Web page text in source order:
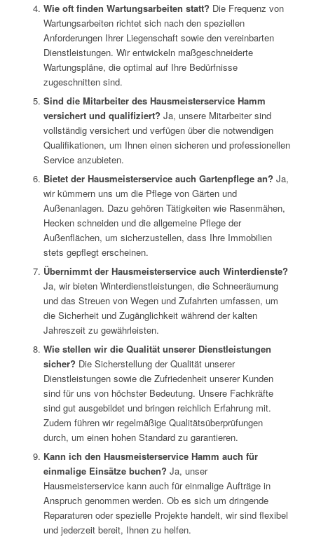
Wie oft finden Wartungsarbeiten statt? Die Frequenz von
Wartungsarbeiten richtet sich nach den speziellen
Anforderungen Ihrer Liegenschaft sowie den vereinbarten
Dienstleistungen. Wir entwickeln maßgeschneiderte
Wartungspläne, die optimal auf Ihre Bedürfnisse
zugeschnitten sind.
Sind die Mitarbeiter des Hausmeisterservice Hamm
versichert und qualifiziert? Ja, unsere Mitarbeiter sind
vollständig versichert und verfügen über die notwendigen
Qualifikationen, um Ihnen einen sicheren und professionellen
Service anzubieten.
Bietet der Hausmeisterservice auch Gartenpflege an? Ja,
wir kümmern uns um die Pflege von Gärten und
Außenanlagen. Dazu gehören Tätigkeiten wie Rasenmähen,
Hecken schneiden und die allgemeine Pflege der
Außenflächen, um sicherzustellen, dass Ihre Immobilien
stets gepflegt erscheinen.
Übernimmt der Hausmeisterservice auch Winterdienste?
Ja, wir bieten Winterdienstleistungen, die Schneeräumung
und das Streuen von Wegen und Zufahrten umfassen, um
die Sicherheit und Zugänglichkeit während der kalten
Jahreszeit zu gewährleisten.
Wie stellen wir die Qualität unserer Dienstleistungen
sicher? Die Sicherstellung der Qualität unserer
Dienstleistungen sowie die Zufriedenheit unserer Kunden
sind für uns von höchster Bedeutung. Unsere Fachkräfte
sind gut ausgebildet und bringen reichlich Erfahrung mit.
Zudem führen wir regelmäßige Qualitätsüberprüfungen
durch, um einen hohen Standard zu garantieren.
Kann ich den Hausmeisterservice Hamm auch für
einmalige Einsätze buchen? Ja, unser
Hausmeisterservice kann auch für einmalige Aufträge in
Anspruch genommen werden. Ob es sich um dringende
Reparaturen oder spezielle Projekte handelt, wir sind flexibel
und jederzeit bereit, Ihnen zu helfen.